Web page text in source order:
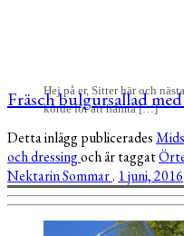
Hej på er, Sitter här och
körde för att hämta […]
Fräsch bulgursallad
Detta inlägg publicerades
och dressingoch är taggat
NektarinSommar. 1 juni, 2016